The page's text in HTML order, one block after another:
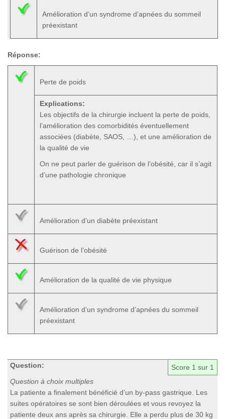
Amélioration d’un syndrome d’apnées du sommeil
préexistant
Réponse:
Perte de poids
Explications:
Les objectifs de la chirurgie incluent la perte de poids,
l’amélioration des comorbidités éventuellement
associées (diabète, SAOS, …), et une amélioration de
la qualité de vie
On ne peut parler de guérison de l’obésité, car il s’agit
d’une pathologie chronique
Amélioration d’un diabète préexistant
Guérison de l’obésité
Amélioration de la qualité de vie physique
Amélioration d’un syndrome d’apnées du sommeil
préexistant
Score 1 sur 1
Question:
Question à choix multiples
La patiente a finalement bénéficié d’un by-pass gastrique. Les
suites opératoires se sont bien déroulées et vous revoyez la
patiente deux ans après sa chirurgie. Elle a perdu plus de 30 kg